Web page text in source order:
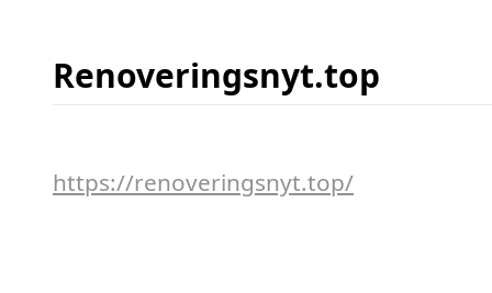
Renoveringsnyt.top
https://renoveringsnyt.top/